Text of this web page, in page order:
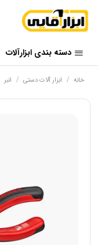
دسته بندی ابزارآلات
خانه / ابزار آلات دستی / انبر